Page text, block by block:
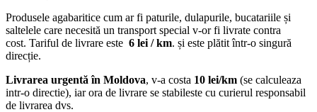
Produsele agabaritice cum ar fi paturile, dulapurile, bucatariile și
saltelele care necesită un transport special v-or fi livrate contra
cost. Tariful de livrare este 6 lei / km. și este plătit într-o singură
direcție.
Livrarea urgentă în Moldova, v-a costa 10 lei/km (se calculeaza
intr-o directie), iar ora de livrare se stabileste cu curierul responsabil
de livrarea dvs.